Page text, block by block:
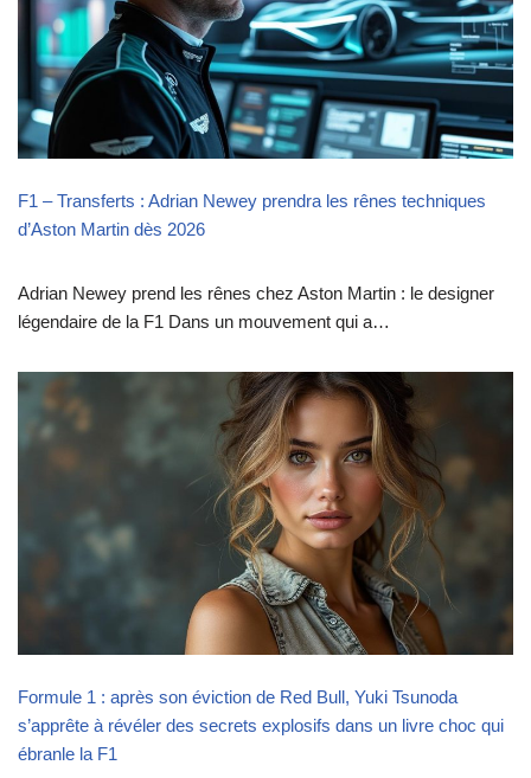
F1 – Transferts : Adrian Newey prendra les rênes techniques
d’Aston Martin dès 2026
Adrian Newey prend les rênes chez Aston Martin : le designer
légendaire de la F1 Dans un mouvement qui a…
Formule 1 : après son éviction de Red Bull, Yuki Tsunoda
s’apprête à révéler des secrets explosifs dans un livre choc qui
ébranle la F1